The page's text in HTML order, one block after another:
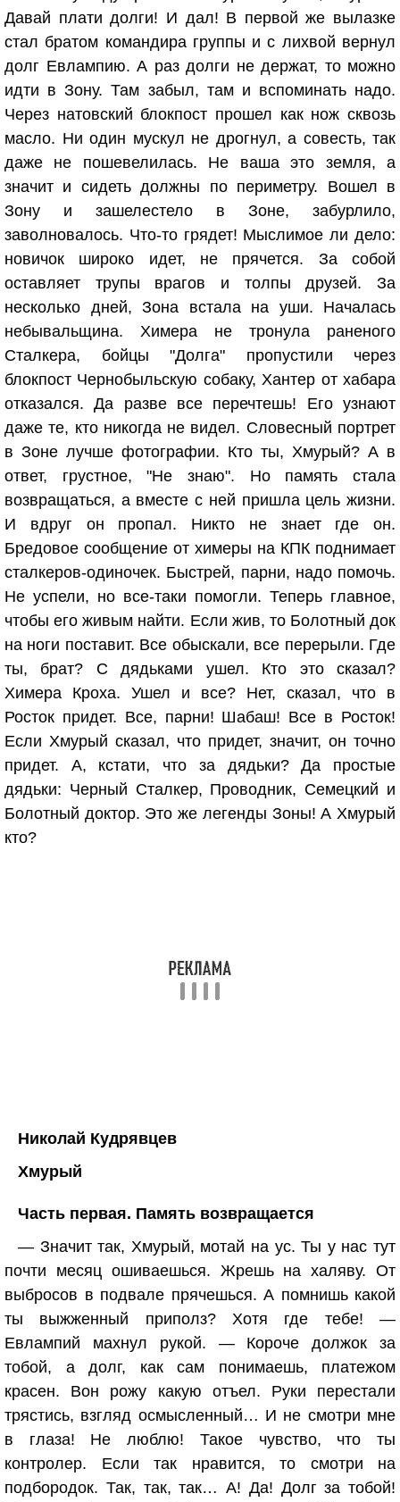
Давай плати долги! И дал! В первой же вылазке
стал братом командира группы и с лихвой вернул
долг Евлампию. А раз долги не держат, то можно
идти в Зону. Там забыл, там и вспоминать надо.
Через натовский блокпост прошел как нож сквозь
масло. Ни один мускул не дрогнул, а совесть, так
даже не пошевелилась. Не ваша это земля, а
значит и сидеть должны по периметру. Вошел в
Зону и зашелестело в Зоне, забурлило,
заволновалось. Что-то грядет! Мыслимое ли дело:
новичок широко идет, не прячется. За собой
оставляет трупы врагов и толпы друзей. За
несколько дней, Зона встала на уши. Началась
небывальщина. Химера не тронула раненого
Сталкера, бойцы "Долга" пропустили через
блокпост Чернобыльскую собаку, Хантер от хабара
отказался. Да разве все перечтешь! Его узнают
даже те, кто никогда не видел. Словесный портрет
в Зоне лучше фотографии. Кто ты, Хмурый? А в
ответ, грустное, "Не знаю". Но память стала
возвращаться, а вместе с ней пришла цель жизни.
И вдруг он пропал. Никто не знает где он.
Бредовое сообщение от химеры на КПК поднимает
сталкеров-одиночек. Быстрей, парни, надо помочь.
Не успели, но все-таки помогли. Теперь главное,
чтобы его живым найти. Если жив, то Болотный док
на ноги поставит. Все обыскали, все перерыли. Где
ты, брат? С дядьками ушел. Кто это сказал?
Химера Кроха. Ушел и все? Нет, сказал, что в
Росток придет. Все, парни! Шабаш! Все в Росток!
Если Хмурый сказал, что придет, значит, он точно
придет. А, кстати, что за дядьки? Да простые
дядьки: Черный Сталкер, Проводник, Семецкий и
Болотный доктор. Это же легенды Зоны! А Хмурый
кто?
Николай Кудрявцев
Хмурый
Часть первая. Память возвращается
— Значит так, Хмурый, мотай на ус. Ты у нас тут
почти месяц ошиваешься. Жрешь на халяву. От
выбросов в подвале прячешься. А помнишь какой
ты выжженный приполз? Хотя где тебе! —
Евлампий махнул рукой. — Короче должок за
тобой, а долг, как сам понимаешь, платежом
красен. Вон рожу какую отъел. Руки перестали
трястись, взгляд осмысленный… И не смотри мне
в глаза! Не люблю! Такое чувство, что ты
контролер. Если так нравится, то смотри на
подбородок. Так, так, так… А! Да! Долг за тобой!